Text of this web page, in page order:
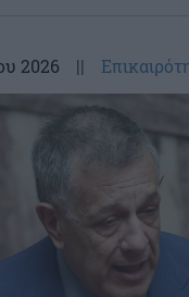
2026 ||